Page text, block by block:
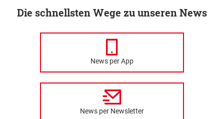
Die schnellsten Wege zu unseren News
News per App
News per Newsletter